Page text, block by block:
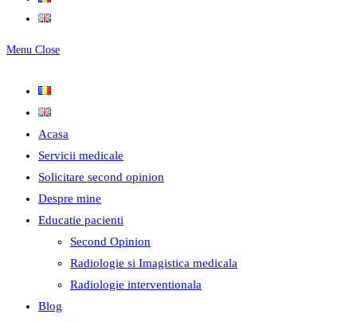
Menu Close
Acasa
Servicii medicale
Solicitare second opinion
Despre mine
Educatie pacienti
Second Opinion
Radiologie si Imagistica medicala
Radiologie interventionala
Blog